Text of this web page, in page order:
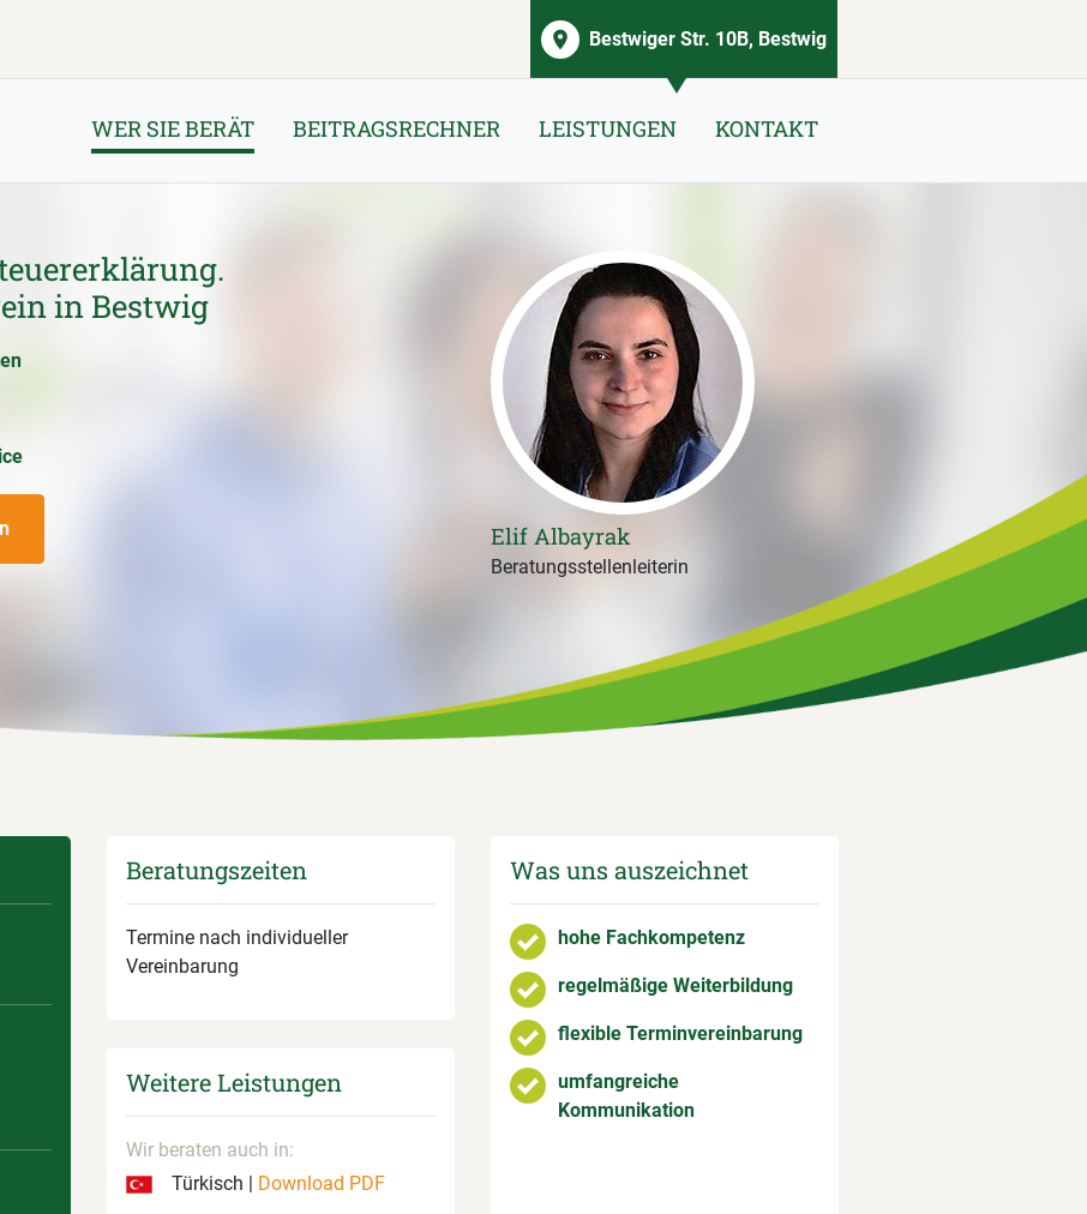
Bestwiger Str. 10B, Bestwig
WER SIE BERÄT BEITRAGSRECHNER LEISTUNGEN KONTAKT
in Bestwig
Elif Albayrak
Beratungsstellenleiterin
Beratungszeiten
Termine nach individueller
Vereinbarung
Weitere Leistungen
Wir beraten auch in:
Türkisch | Download PDF
Was uns auszeichnet
hohe Fachkompetenz
regelmäßige Weiterbildung
flexible Terminvereinbarung
umfangreiche
Kommunikation